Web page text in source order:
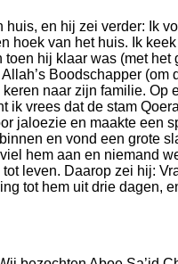
en hij zei verder: Ik
van het huis. Ik
hij klaar was (met
Boodschapper
naar zijn familie. Op
vrees dat de stam
jaloezie en maakte een
en vond een grote
hem aan en niemand
leven. Daarop zei hij:
tot hem uit drie dagen,